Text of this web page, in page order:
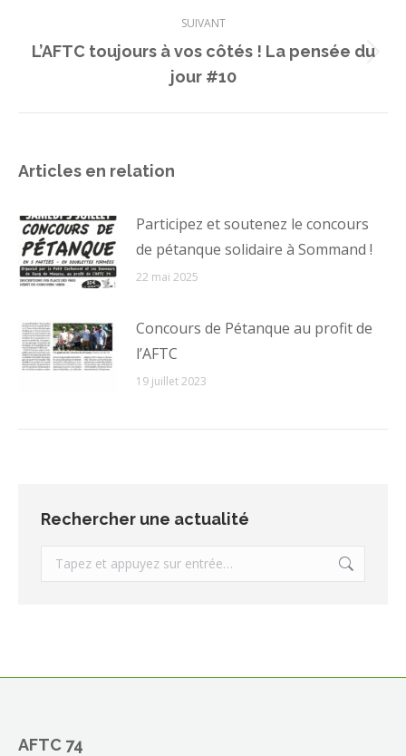
SUIVANT
Article
suivant
:
L’AFTC toujours à vos côtés ! La pensée du
jour #10
Articles en relation
Participez et soutenez le concours
de pétanque solidaire à Sommand !
22 mai 2025
Concours de Pétanque au profit de
l’AFTC
19 juillet 2023
Rechercher une actualité
Recherche
:
AFTC 74